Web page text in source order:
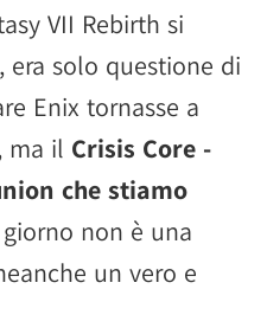
VII Rebirth si
era solo questione di
Enix tornasse a
ma il Crisis Core -
che stiamo
non è una
un vero e